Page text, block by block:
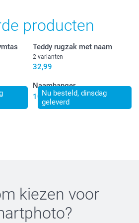
producten
Teddy rugzak met naam
2 varianten
32,99
Nu besteld, dinsdag
geleverd
Naamhanger
10,99
kiezen voor
?